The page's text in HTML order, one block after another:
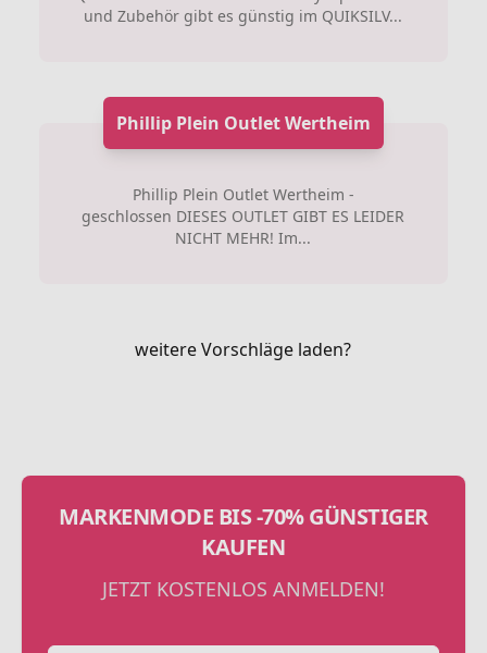
und Zubehör gibt es günstig im QUIKSILV...
Phillip Plein Outlet Wertheim
Phillip Plein Outlet Wertheim -
geschlossen DIESES OUTLET GIBT ES LEIDER
NICHT MEHR! Im...
weitere Vorschläge laden?
MARKENMODE BIS -70% GÜNSTIGER
KAUFEN
JETZT KOSTENLOS ANMELDEN!